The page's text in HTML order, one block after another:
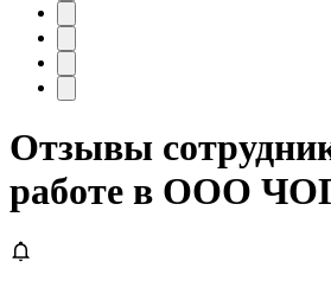
Отзывы
работе в ООО